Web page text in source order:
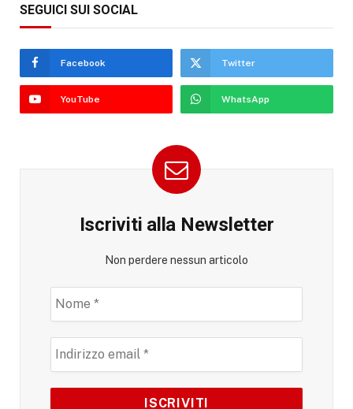
SEGUICI SUI SOCIAL
Facebook Twitter
YouTube WhatsApp
Iscriviti alla Newsletter
Non perdere nessun articolo